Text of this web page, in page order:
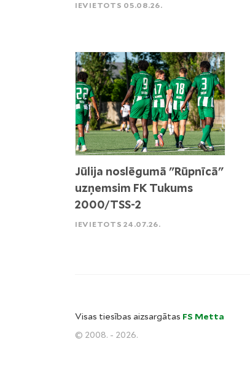
IEVIETOTS 05.08.26.
Jūlija noslēgumā "Rūpnīcā"
uzņemsim FK Tukums
2000/TSS-2
IEVIETOTS 24.07.26.
Visas tiesības aizsargātas FS Metta
© 2008. - 2026.